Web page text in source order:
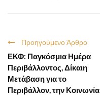
Προηγούμενο Άρθρο
ΕΚΦ: Παγκόσμια Ημέρα
Περιβάλλοντος, Δίκαιη
Μετάβαση για το
Περιβάλλον, την Κοινωνία